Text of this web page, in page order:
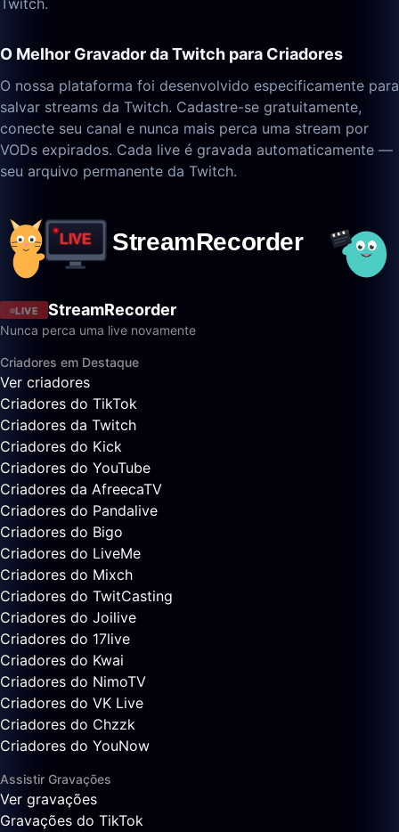
Twitch.
O Melhor Gravador da Twitch para Criadores
O nossa plataforma foi desenvolvido especificamente para
salvar streams da Twitch. Cadastre-se gratuitamente,
conecte seu canal e nunca mais perca uma stream por
VODs expirados. Cada live é gravada automaticamente —
seu arquivo permanente da Twitch.
LIVE StreamRecorder
Nunca perca uma live novamente
Criadores em Destaque
Ver criadores
Criadores do TikTok
Criadores da Twitch
Criadores do Kick
Criadores do YouTube
Criadores da AfreecaTV
Criadores do Pandalive
Criadores do Bigo
Criadores do LiveMe
Criadores do Mixch
Criadores do TwitCasting
Criadores do Joilive
Criadores do 17live
Criadores do Kwai
Criadores do NimoTV
Criadores do VK Live
Criadores do Chzzk
Criadores do YouNow
Assistir Gravações
Ver gravações
Gravações do TikTok